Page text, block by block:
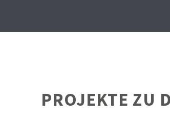
PROJEKTE ZU